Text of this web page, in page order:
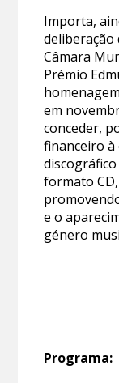
Importa,
deliberação
Câmara
Prémio
em
conceder,
financeiro
formato
e o
género
Programa: